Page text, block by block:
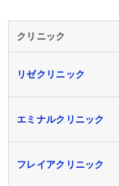
クリニック
リゼクリニック
エミナルクリニック
フレイアクリニック